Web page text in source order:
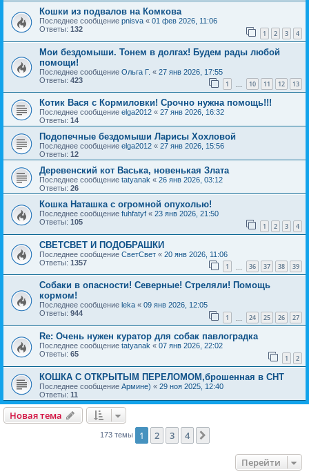
Кошки из подвалов на Комкова
Последнее сообщение pnisva « 01 фев 2026, 11:06
Ответы: 132 1 2 3 4
Мои бездомыши. Тонем в долгах! Будем рады любой
помощи!
Последнее сообщение Ольга Г. « 27 янв 2026, 17:55
Ответы: 423 1 10 11 12 13
Котик Вася с Кормиловки! Срочно нужна помощь!!!
Последнее сообщение elga2012 « 27 янв 2026, 16:32
Ответы: 14
Подопечные бездомыши Ларисы Хохловой
Последнее сообщение elga2012 « 27 янв 2026, 15:56
Ответы: 12
Деревенский кот Васька, новенькая Злата
Последнее сообщение tatyanak « 26 янв 2026, 03:12
Ответы: 26
Кошка Наташка с огромной опухолью!
Последнее сообщение fuhfatyf « 23 янв 2026, 21:50
Ответы: 105 1 2 3 4
СВЕТСВЕТ И ПОДОБРАШКИ
Последнее сообщение СветСвет « 20 янв 2026, 11:06
Ответы: 1357 1 36 37 38 39
Собаки в опасности! Северные! Стреляли! Помощь
кормом!
Последнее сообщение leka « 09 янв 2026, 12:05
Ответы: 944 1 24 25 26 27
Re: Очень нужен куратор для собак павлоградка
Последнее сообщение tatyanak « 07 янв 2026, 22:02
Ответы: 65 1 2
КОШКА С ОТКРЫТЫМ ПЕРЕЛОМОМ,брошенная в СНТ
Последнее сообщение Армине) « 29 ноя 2025, 12:40
Ответы: 11
Новая тема
173 темы 1 2 3 4
Перейти